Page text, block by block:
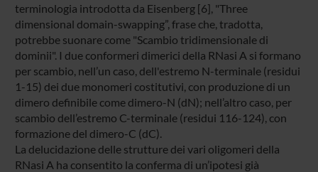
terminologia introdotta da Eisenberg [6], "Three
dimensional domain-swapping”, frase che, tradotta,
potrebbe suonare come "Scambio tridimensionale di
dominii". I due conformeri dimerici della RNasi A si formano
per scambio, nell’un caso, dell'estremo N-terminale (residui
1-15) dei due monomeri costitutivi, con produzione di un
dimero definibile come dimero-N (dN); nell’altro caso, per
scambio dell’estremo C-terminale (residui 116-124), con
formazione del dimero-C (dC).
La delucidazione delle strutture dei vari oligomeri della
RNasi A ha consentito la conferma di un’ipotesi già